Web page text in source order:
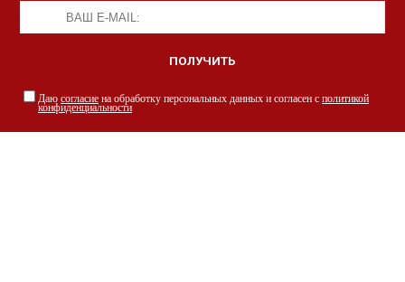
Даю согласие на обработку персональных данных и согласен с политикой
конфиденциальности